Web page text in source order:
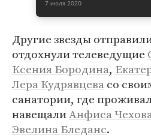
7 июля 2020
Другие звезды
отдохнули телеведущие
Ксения Бородина,
Лера Кудрявцевасо
санатории, где
навещалиАнфиса
Эвелина Бледанс.